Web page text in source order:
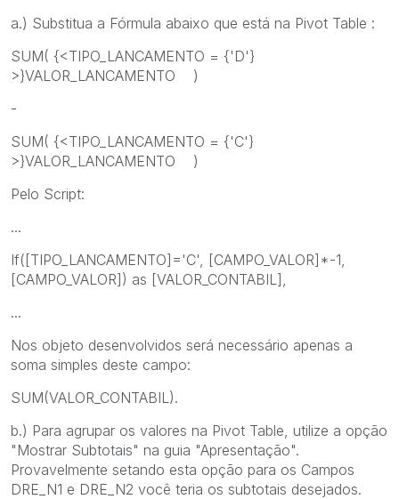
a.) Substitua a Fórmula abaixo que está na Pivot Table :
SUM( {<TIPO_LANCAMENTO = {'D'}
>}VALOR_LANCAMENTO )
-
SUM( {<TIPO_LANCAMENTO = {'C'}
>}VALOR_LANCAMENTO )
Pelo Script:
...
If([TIPO_LANCAMENTO]='C', [CAMPO_VALOR]*-1,
[CAMPO_VALOR]) as [VALOR_CONTABIL],
...
Nos objeto desenvolvidos será necessário apenas a
soma simples deste campo:
SUM(VALOR_CONTABIL).
b.) Para agrupar os valores na Pivot Table, utilize a opção
"Mostrar Subtotais" na guia "Apresentação".
Provavelmente setando esta opção para os Campos
DRE_N1 e DRE_N2 você teria os subtotais desejados.